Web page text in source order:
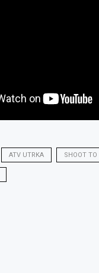
ATV UTRKA SHOOT TO